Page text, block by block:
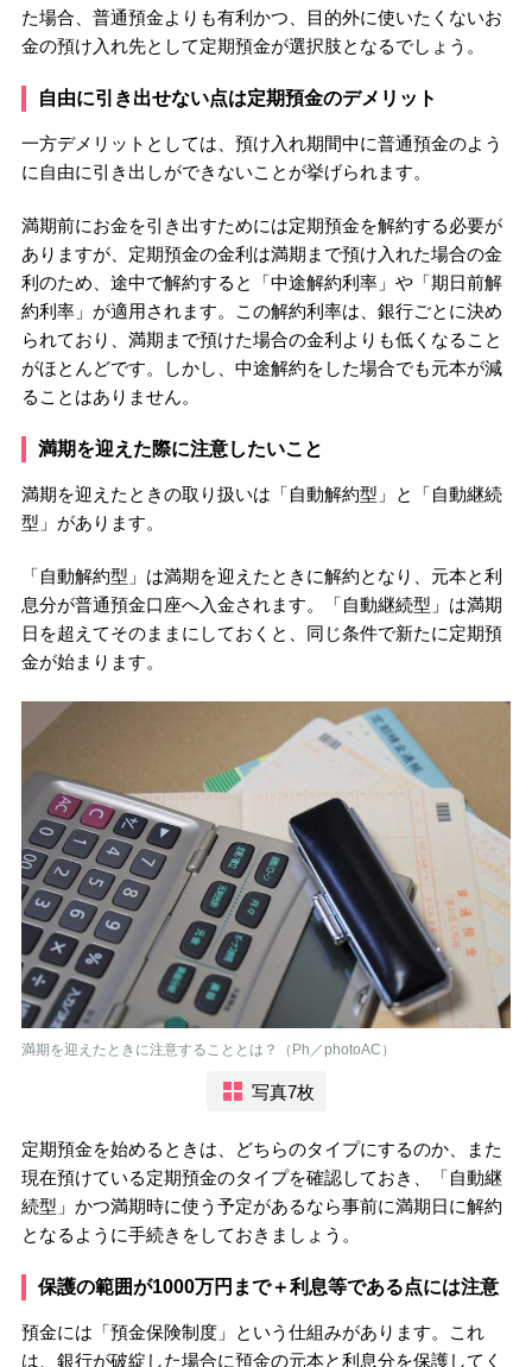
た場合、普通預金よりも有利かつ、目的外に使いたくないお
金の預け入れ先として定期預金が選択肢となるでしょう。
自由に引き出せない点は定期預金のデメリット
一方デメリットとしては、預け入れ期間中に普通預金のよう
に自由に引き出しができないことが挙げられます。
満期前にお金を引き出すためには定期預金を解約する必要が
ありますが、定期預金の金利は満期まで預け入れた場合の金
利のため、途中で解約すると「中途解約利率」や「期日前解
約利率」が適用されます。この解約利率は、銀行ごとに決め
られており、満期まで預けた場合の金利よりも低くなること
がほとんどです。しかし、中途解約をした場合でも元本が減
ることはありません。
満期を迎えた際に注意したいこと
満期を迎えたときの取り扱いは「自動解約型」と「自動継続
型」があります。
「自動解約型」は満期を迎えたときに解約となり、元本と利
息分が普通預金口座へ入金されます。「自動継続型」は満期
日を超えてそのままにしておくと、同じ条件で新たに定期預
金が始まります。
満期を迎えたときに注意することとは？（Ph／photoAC）
写真7枚
定期預金を始めるときは、どちらのタイプにするのか、また
現在預けている定期預金のタイプを確認しておき、「自動継
続型」かつ満期時に使う予定があるなら事前に満期日に解約
となるように手続きをしておきましょう。
保護の範囲が1000万円まで＋利息等である点には注意
預金には「預金保険制度」という仕組みがあります。これ
は、銀行が破綻した場合に預金の元本と利息分を保護してく